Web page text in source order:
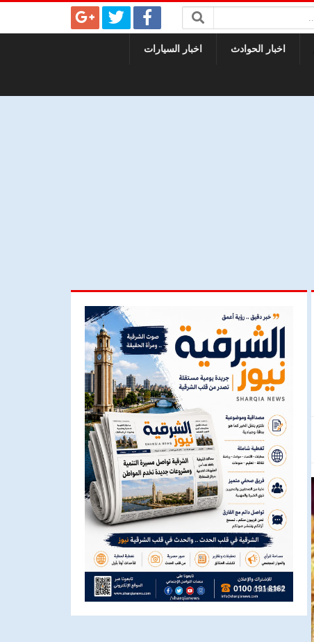
اخبار الحوادث اخبار السيارات